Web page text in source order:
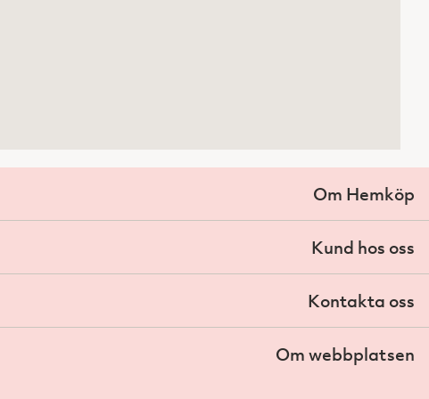
Om Hemköp
Kund hos oss
Kontakta oss
Om webbplatsen